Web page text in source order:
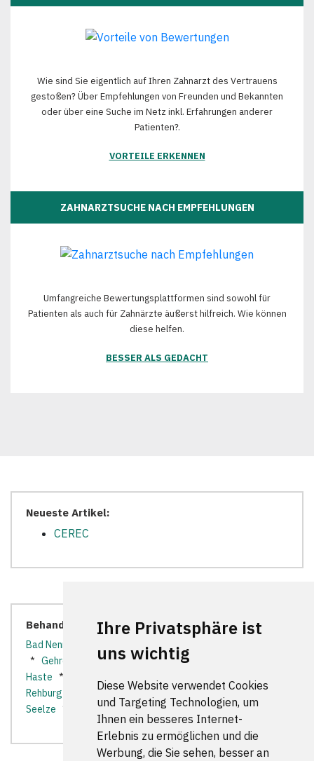
Ihre Privatsphäre ist
uns wichtig
Diese Website verwendet Cookies
und Targeting Technologien, um
Ihnen ein besseres Internet-
Erlebnis zu ermöglichen und die
Werbung, die Sie sehen, besser an
Wie sind Sie eigentlich auf Ihren Zahnarzt des Vertrauens
gestoßen? Über Empfehlungen von Freunden und Bekannten
oder über eine Suche im Netz inkl. Erfahrungen anderer
Patienten?.
VORTEILE ERKENNEN
ZAHNARZTSUCHE NACH EMPFEHLUNGEN
Umfangreiche Bewertungsplattformen sind sowohl für
Patienten als auch für Zahnärzte äußerst hilfreich. Wie können
diese helfen.
BESSER ALS GEDACHT
Neueste Artikel:
CEREC
Behandler in der Nähe:
Bad Nenndorf Barsinghausen *
* Gehrden Hagenburg bei Wunstorf
Haste *
Rehburg-Loccum*Rodenberg*Sachsenhagen*
Seelze *